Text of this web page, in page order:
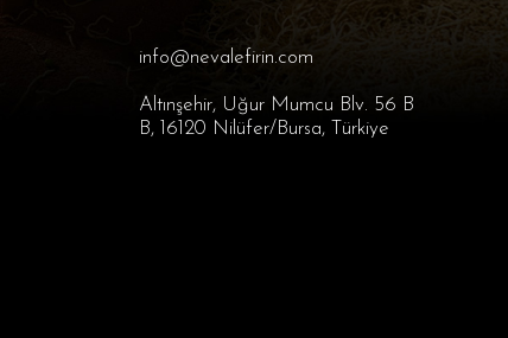
info@nevalefirin.com
Altınşehir, Uğur Mumcu Blv. 56 B
B, 16120 Nilüfer/Bursa, Türkiye